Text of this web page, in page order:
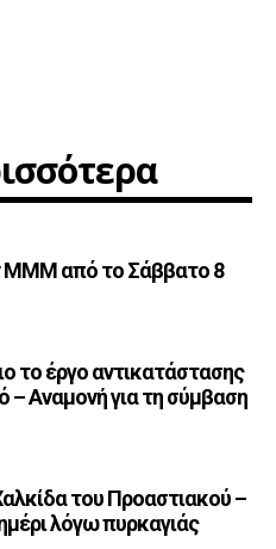
ΜΜΜ από το Σάββατο 8
το έργο αντικατάστασης
– Αναμονή για τη σύμβαση
του Προαστιακού –
λόγω πυρκαγιάς